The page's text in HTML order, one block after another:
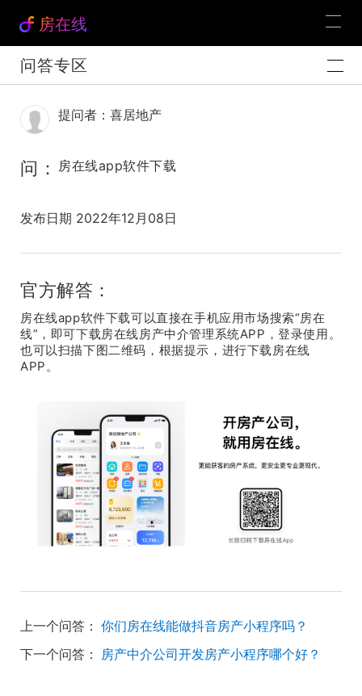
房在线
问答专区
提问者：喜居地产
问： 房在线app软件下载
发布日期 2022年12月08日
官方解答：
房在线app软件下载可以直接在手机应用市场搜索“房在
线”，即可下载房在线房产中介管理系统APP，登录使用。
也可以扫描下图二维码，根据提示，进行下载房在线
APP。
上一个问答： 你们房在线能做抖音房产小程序吗？
下一个问答： 房产中介公司开发房产小程序哪个好？